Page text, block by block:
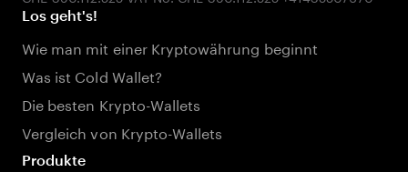
Los geht's!
Wie man mit einer Kryptowährung beginnt
Was ist Cold Wallet?
Die besten Krypto-Wallets
Vergleich von Krypto-Wallets
Produkte